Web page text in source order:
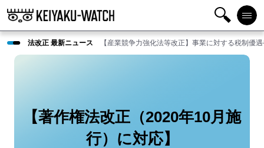
検
索
メニ
ュー
法改正 最新ニュース 【産業競争力強化法等改正】事業に対する税制優
【著作権法改正（2020年10月施
行）に対応】